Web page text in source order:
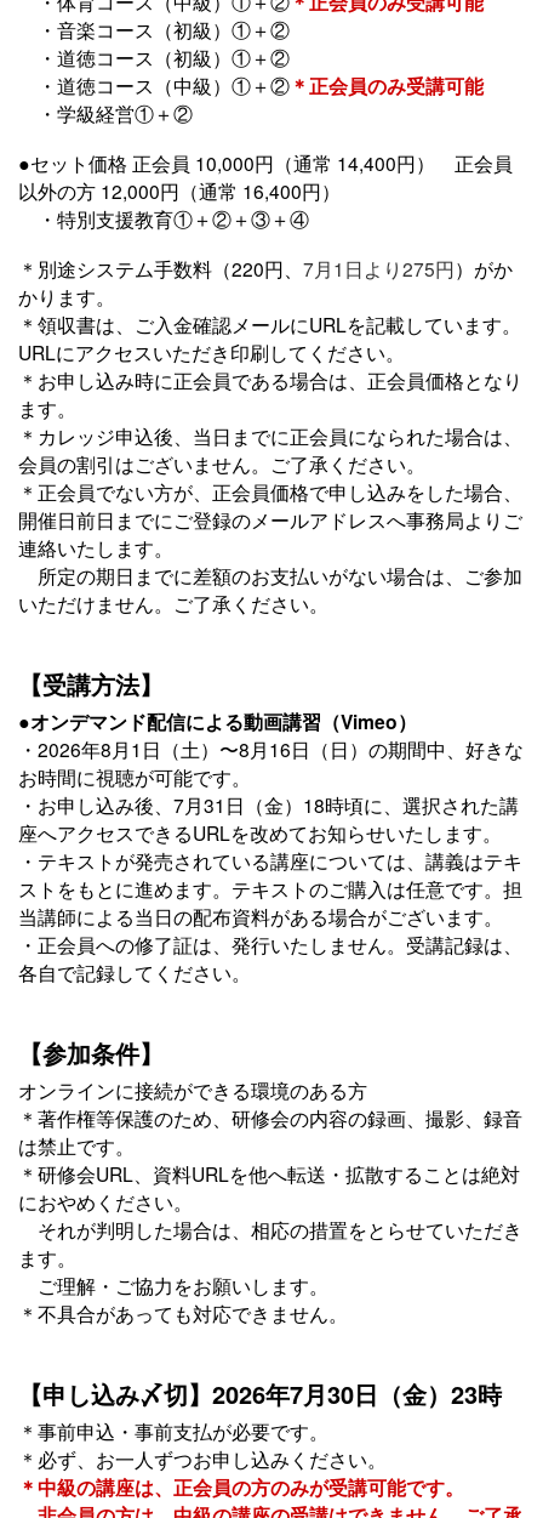
・音楽コース（初級）①＋②
・道徳コース（初級）①＋②
・道徳コース（中級）①＋②＊正会員のみ受講可能
・学級経営①＋②
●セット価格 正会員 10,000円（通常 14,400円） 正会員
以外の方 12,000円（通常 16,400円）
・特別支援教育①＋②＋③＋④
＊別途システム手数料（220円、 7月1日より275円）がか
かります。
＊領収書は、ご入金確認メールにURLを記載しています。
URLにアクセスいただき印刷してください。
＊お申し込み時に正会員である場合は、正会員価格となり
ます。
＊カレッジ申込後、当日までに正会員になられた場合は、
会員の割引はございません。ご了承ください。
＊正会員でない方が、正会員価格で申し込みをした場合、
開催日前日までにご登録のメールアドレスへ事務局よりご
連絡いたします。
所定の期日までに差額のお支払いがない場合は、ご参加
いただけません。ご了承ください。
【受講方法】
●オンデマンド配信による動画講習（Vimeo）
・2026年8月1日（土）〜8月16日（日）の期間中、好きな
お時間に視聴が可能です。
・お申し込み後、7月31日（金）18時頃に、選択された講
座へアクセスできるURLを改めてお知らせいたします。
・テキストが発売されている講座については、講義はテキ
ストをもとに進めます。テキストのご購入は任意です。担
当講師による当日の配布資料がある場合がございます。
・正会員への修了証は、発行いたしません。受講記録は、
各自で記録してください。
【参加条件】
オンラインに接続ができる環境のある方
＊著作権等保護のため、研修会の内容の録画、撮影、録音
は禁止です。
＊研修会URL、資料URLを他へ転送・拡散することは絶対
におやめください。
それが判明した場合は、相応の措置をとらせていただき
ます。
ご理解・ご協力をお願いします。
＊不具合があっても対応できません。
【申し込み〆切】2026年7月30日（金）23時
＊事前申込・事前支払が必要です。
＊必ず、お一人ずつお申し込みください。
＊中級の講座は、正会員の方のみが受講可能です。